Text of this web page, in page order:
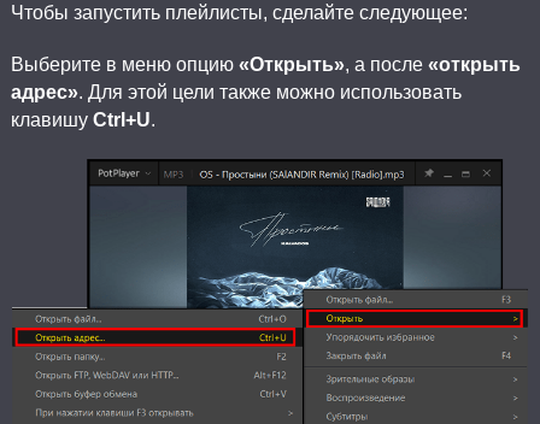
Чтобы запустить плейлисты, сделайте следующее:
Выберите в меню опцию «Открыть», а после «открыть
адрес». Для этой цели также можно использовать
клавишу Ctrl+U.